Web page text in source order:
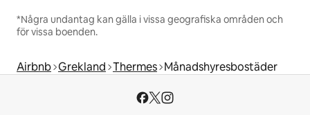
*Några undantag kan gälla i vissa geografiska områden och
för vissa boenden.
Airbnb Grekland Thermes Månadshyresbostäder